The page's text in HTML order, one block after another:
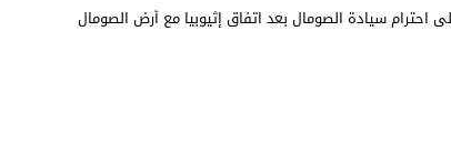
اخبار العرب – الكويت: وفاة عامل نتيجة عدوان إيراني استهدف شركة صينية